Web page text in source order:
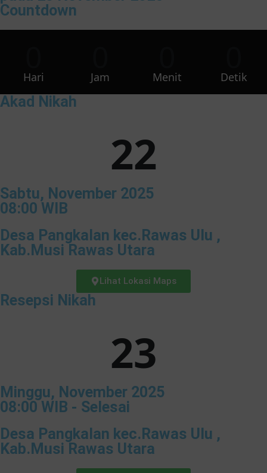
Countdown
Hari Jam Menit Detik
Akad Nikah
22
Sabtu, November 2025
08:00 WIB
Desa Pangkalan kec.Rawas Ulu ,
Kab.Musi Rawas Utara
Lihat Lokasi Maps
Resepsi Nikah
23
Minggu, November 2025
08:00 WIB - Selesai
Desa Pangkalan kec.Rawas Ulu ,
Kab.Musi Rawas Utara